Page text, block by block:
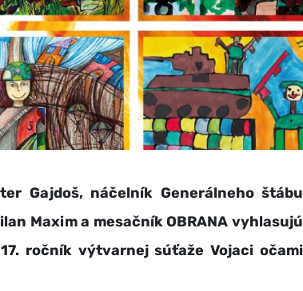
Gajdoš, náčelník Generálneho štábu
Maxim a mesačník OBRANA vyhlasujú
ročník výtvarnej súťaže Vojaci očami